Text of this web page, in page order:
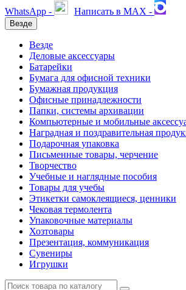
WhatsApp - Написать в MAX -
Везде
Везде
Деловые аксессуары
Батарейки
Бумага для офисной техники
Бумажная продукция
Офисные принадлежности
Папки, системы архивации
Компьютерные и мобильные
Наградная и поздравительная
Подарочная упаковка
Письменные товары, черчение
Творчество
Учебные и наглядные пособия
Товары для учебы
Этикетки самоклеящиеся, ценники
Чековая термолента
Упаковочные материалы
Хозтовары
Презентация, коммуникация
Сувениры
Игрушки